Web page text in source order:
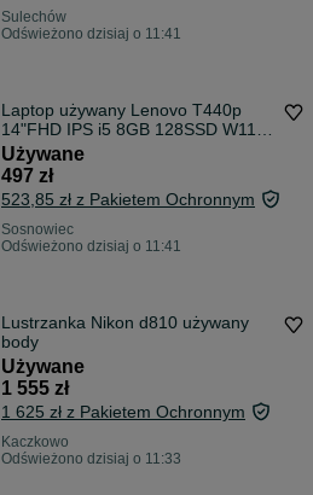
Sulechów
Odświeżono dzisiaj o 11:41
Laptop używany Lenovo T440p
14"FHD IPS i5 8GB 128SSD W11
A- GW FV
Używane
497 zł
523,85 zł z Pakietem Ochronnym
Sosnowiec
Odświeżono dzisiaj o 11:41
Lustrzanka Nikon d810 używany
body
Używane
1 555 zł
1 625 zł z Pakietem Ochronnym
Kaczkowo
Odświeżono dzisiaj o 11:33